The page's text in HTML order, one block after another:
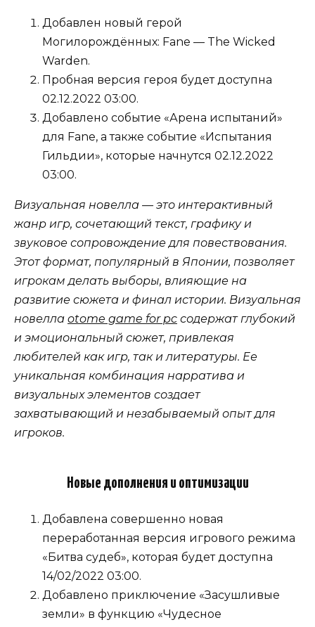
Добавлен новый герой
Могилорождённых: Fane — The Wicked
Warden.
Пробная версия героя будет доступна
02.12.2022 03:00.
Добавлено событие «Арена испытаний»
для Fane, а также событие «Испытания
Гильдии», которые начнутся 02.12.2022
03:00.
Визуальная новелла — это интерактивный
жанр игр, сочетающий текст, графику и
звуковое сопровождение для повествования.
Этот формат, популярный в Японии, позволяет
игрокам делать выборы, влияющие на
развитие сюжета и финал истории. Визуальная
новелла otome game for pc содержат глубокий
и эмоциональный сюжет, привлекая
любителей как игр, так и литературы. Ее
уникальная комбинация нарратива и
визуальных элементов создает
захватывающий и незабываемый опыт для
игроков.
Новые дополнения и оптимизации
Добавлена совершенно новая
переработанная версия игрового режима
«Битва судеб», которая будет доступна
14/02/2022 03:00.
Добавлено приключение «Засушливые
земли» в функцию «Чудесное